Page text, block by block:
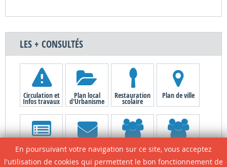
LES + CONSULTÉS
Circulation et
Infos travaux
Plan local
d'Urbanisme
Restauration
scolaire
Plan de ville
Le site de A à Z Contactez la
mairie
Associations Portail
Citoyens
En poursuivant votre navigation sur ce site, vous acceptez
l'utilisation de cookies qui permettent le bon fonctionnement de